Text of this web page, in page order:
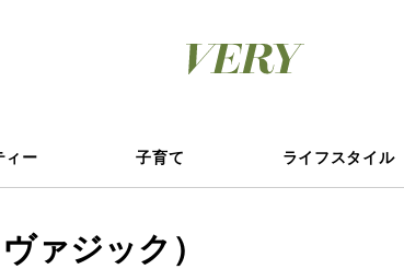
ィー 子育て ライフスタイル
ァジック）